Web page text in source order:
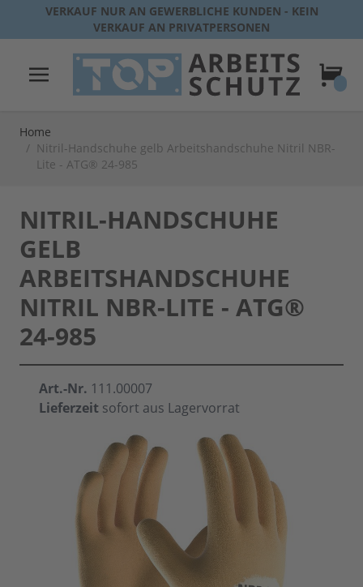
Direkt zum Inhalt
VERKAUF NUR AN GEWERBLICHE KUNDEN - KEIN
VERKAUF AN PRIVATPERSONEN
Home
/ Nitril-Handschuhe gelb Arbeitshandschuhe Nitril NBR-
Lite - ATG® 24-985
NITRIL-HANDSCHUHE
GELB
ARBEITSHANDSCHUHE
NITRIL NBR-LITE - ATG®
24-985
Art.-Nr. 111.00007
Lieferzeit sofort aus Lagervorrat